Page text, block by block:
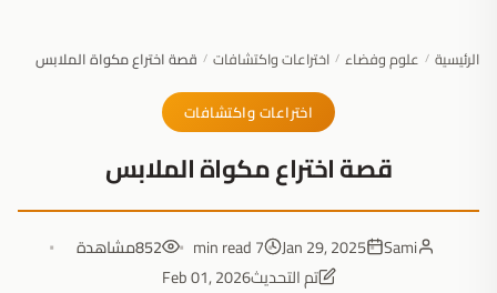
الرئيسية / علوم وفضاء / اختراعات واكتشافات / قصة اختراع مكواة الملابس
اختراعات واكتشافات
قصة اختراع مكواة الملابس
Sami
Jan 29, 2025
7 min read
852مشاهدة
تم التحديثFeb 01, 2026